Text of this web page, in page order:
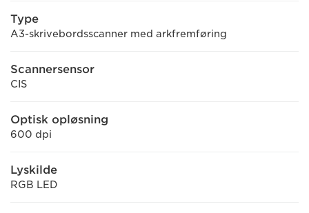
Type
A3-skrivebordsscanner med arkfremføring
Scannersensor
CIS
Optisk opløsning
600 dpi
Lyskilde
RGB LED